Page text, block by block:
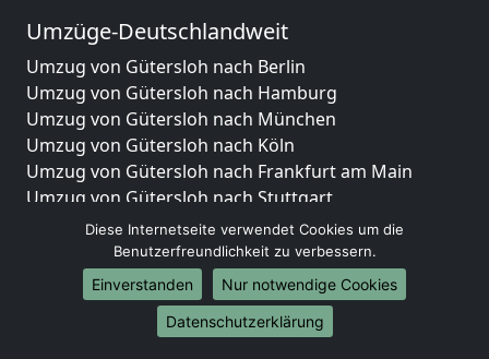
Umzüge-Deutschlandweit
Umzug von Gütersloh nach Berlin
Umzug von Gütersloh nach Hamburg
Umzug von Gütersloh nach München
Umzug von Gütersloh nach Köln
Umzug von Gütersloh nach Frankfurt am Main
Umzug von Gütersloh nach Stuttgart
Umzug von Gütersloh nach Düsseldorf
Umzug von Gütersloh nach Leipzig
Umzug von Gütersloh nach Dortmund
Umzug von Gütersloh nach Essen
Umzug von Gütersloh nach Bremen
Diese Internetseite verwendet Cookies um die
Benutzerfreundlichkeit zu verbessern.
Einverstanden
Nur notwendige Cookies
Datenschutzerklärung